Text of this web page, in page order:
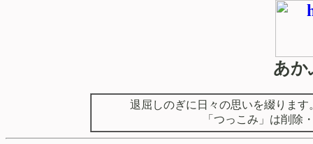
あか
退屈しのぎに日々の思いを綴りま
「つっこみ」は削除